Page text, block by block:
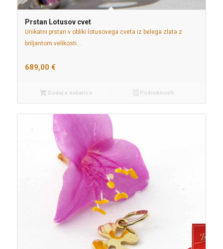
Prstan Lotusov cvet
Unikatni prstan v obliki lotusovega cveta iz belega zlata z
briljantom velikosti…
689,00 €
Dodaj v košarico Podrobnosti